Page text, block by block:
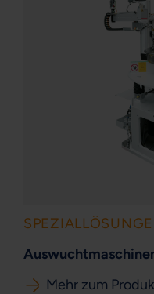
Mehr zum